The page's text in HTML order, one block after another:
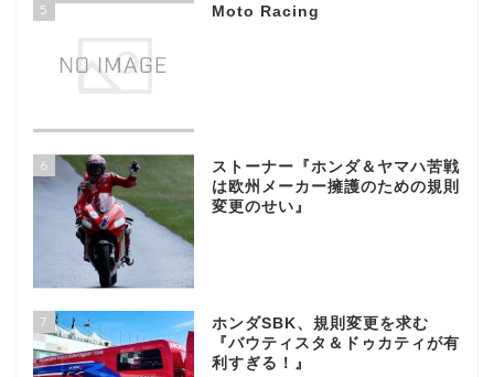
5 Moto Racing
6
ストーナー『ホンダ＆ヤマハ苦戦
は欧州メーカー擁護のための規則
変更のせい』
7
ホンダSBK、規則変更を求む
『バウティスタ＆ドゥカティが有
利すぎる！』